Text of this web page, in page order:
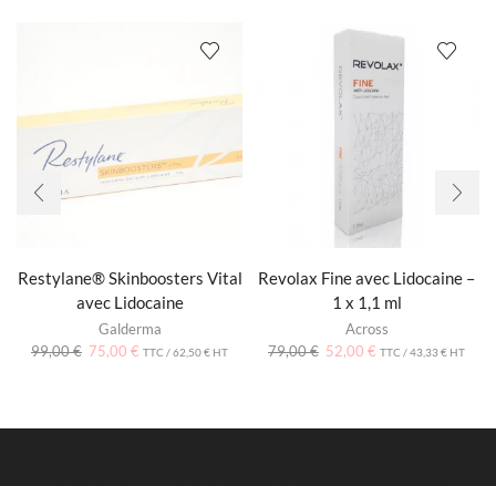
Restylane® Skinboosters Vital
avec Lidocaine
Galderma
99,00€ 75,00 € TTC /62,50€ HT
Revolax Fine avec Lidocaine –
1 x 1,1 ml
Across
79,00€ 52,00 € TTC /43,33€ HT